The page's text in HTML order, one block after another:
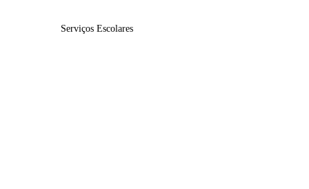
Serviços Escolares